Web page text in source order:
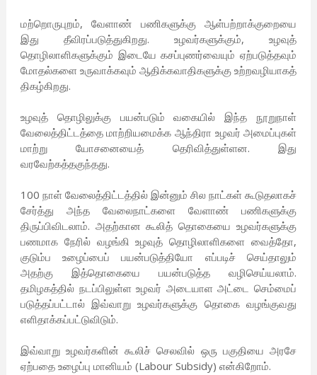
மற்றொருபுறம், வேளாண் பணிகளுக்கு ஆள்பற்றாக்குறையை
இது தீவிரப்படுத்துகிறது. உழவர்களுக்கும், உழவுத்
தொழிலாளிகளுக்கும் இடையே கசப்புணர்வையும் ஏற்படுத்தவும்
மோதல்களை உருவாக்கவும் ஆதிக்கவாதிகளுக்கு உற்றவழியாகத்
திகழ்கிறது.
உழவுத் தொழிலுக்கு பயன்படும் வகையில் இந்த நூறுநாள்
வேலைத்திட்டத்தை மாற்றியமைக்க ஆந்திரா உழவர் அமைப்புகள்
மாற்று யோசனையைத் தெரிவித்துள்ளன. இது
வரவேற்கத்தகுந்தது.
100 நாள் வேலைத்திட்டத்தில் இன்னும் சில நாட்கள் கூடுதலாகச்
சேர்த்து அந்த வேலைநாட்களை வேளாண் பணிகளுக்கு
திருப்பிவிடலாம். அதற்கான கூலித் தொகையை உழவர்களுக்கு
பணமாக நேரில் வழங்கி உழவுத் தொழிலாளிகளை வைத்தோ,
குடும்ப உழைப்பைப் பயன்படுத்தியோ எப்படிச் செய்தாலும்
அதற்கு இத்தொகையை பயன்படுத்த வழிசெய்யலாம்.
தமிழகத்தில் நடப்பிலுள்ள உழவர் அடையாள அட்டை செம்மைப்
படுத்தப்பட்டால் இவ்வாறு உழவர்களுக்கு தொகை வழங்குவது
எளிதாக்கப்பட்டுவிடும்.
இவ்வாறு உழவர்களின் கூலிச் செலவில் ஒரு பகுதியை அரசே
ஏற்பதை உழைப்பு மானியம் (Labour Subsidy) என்கிறோம்.